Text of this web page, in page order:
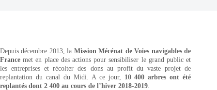
Depuis décembre 2013, la Mission Mécénat de Voies navigables de
France met en place des actions pour sensibiliser le grand public et
les entreprises et récolter des dons au profit du vaste projet de
replantation du canal du Midi. A ce jour, 10 400 arbres ont été
replantés dont 2 400 au cours de l’hiver 2018-2019.